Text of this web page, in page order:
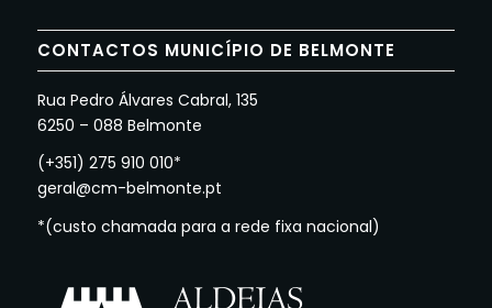
CONTACTOS MUNICÍPIO DE BELMONTE
Rua Pedro Álvares Cabral, 135
6250 – 088 Belmonte
(+351) 275 910 010*
geral@cm-belmonte.pt
*(custo chamada para a rede fixa nacional)